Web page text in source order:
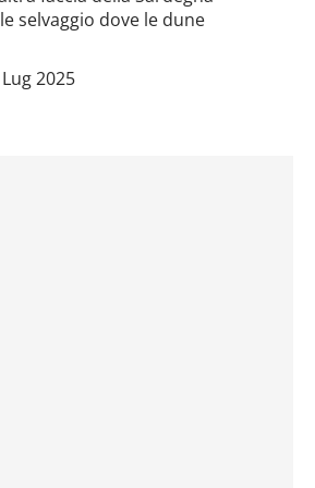
selvaggio dove le dune
2025